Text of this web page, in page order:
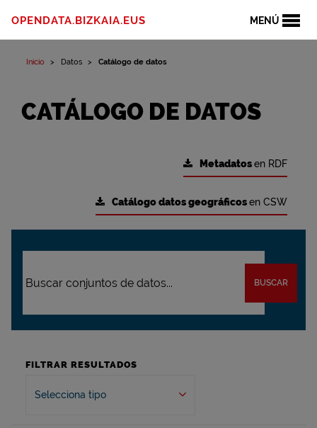
MENÚ
OPENDATA.BIZKAIA.EUS
Inicio Datos Catálogo de datos
CATÁLOGO DE DATOS
Metadatosen RDF
Catálogo datos geográficosen CSW
BUSCAR
FILTRAR RESULTADOS
Selecciona tipo